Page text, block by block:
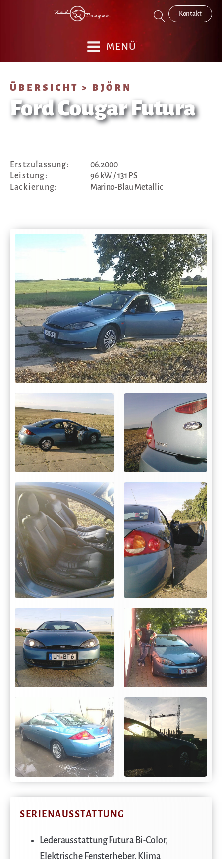
Kontakt
MENÜ
ÜBERSICHT > BJÖRN
Ford Cougar Futura
Erstzulassung:
06.2000
Leistung:
96 kW / 131 PS
Lackierung:
Marino-Blau Metallic
SERIENAUSSTATTUNG
Lederausstattung Futura Bi-Color,
Elektrische Fensterheber, Klima